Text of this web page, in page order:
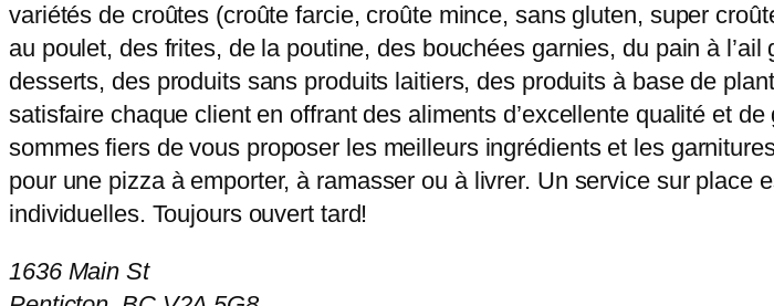
variétés de croûtes (croûte farcie, croûte mince, sans gluten, super
au poulet, des frites, de la poutine, des bouchées garnies, du pain à
desserts, des produits sans produits laitiers, des produits à base de
satisfaire chaque client en offrant des aliments d’excellente qualité et
sommes fiers de vous proposer les meilleurs ingrédients et les
pour une pizza à emporter, à ramasser ou à livrer. Un service sur
individuelles. Toujours ouvert tard!
1636 Main St